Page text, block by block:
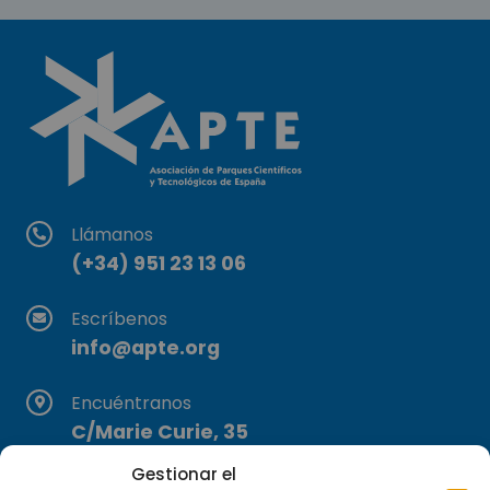
Gestionar el
Llámanos
(+34) 951 23 13 06
Escríbenos
info@apte.org
Encuéntranos
C/Marie Curie, 35
29590 Campanillas, Málaga